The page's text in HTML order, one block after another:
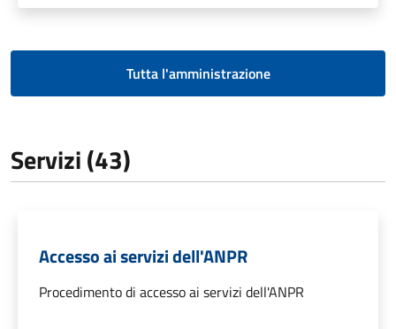
Tutta l'amministrazione
Servizi (43)
Accesso ai servizi dell'ANPR
Procedimento di accesso ai servizi dell'ANPR